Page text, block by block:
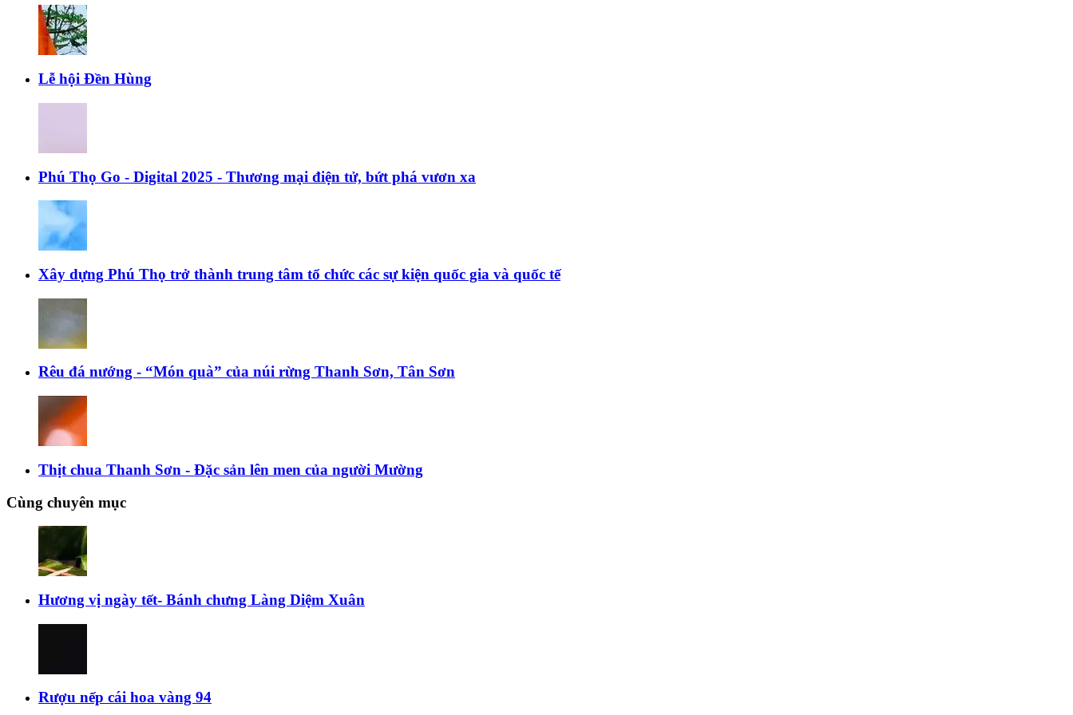
Lễ hội Đền Hùng
Phú Thọ Go - Digital 2025 - Thương mại điện tử, bứt phá vươn xa
Xây dựng Phú Thọ trở thành trung tâm tổ chức các sự kiện quốc gia và quốc tế
Rêu đá nướng - “Món quà” của núi rừng Thanh Sơn, Tân Sơn
Thịt chua Thanh Sơn - Đặc sản lên men của người Mường
Cùng chuyên mục
Hương vị ngày tết- Bánh chưng Làng Diệm Xuân
Rượu nếp cái hoa vàng 94